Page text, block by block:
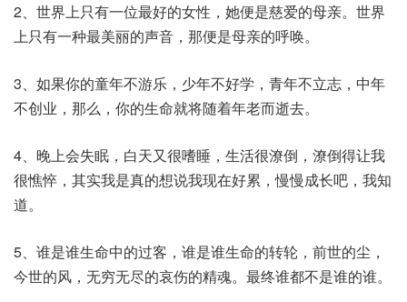
2、世界上只有一位最好的女性，她便是慈爱的母亲。世界
上只有一种最美丽的声音，那便是母亲的呼唤。
3、如果你的童年不游乐，少年不好学，青年不立志，中年
不创业，那么，你的生命就将随着年老而逝去。
4、晚上会失眠，白天又很嗜睡，生活很潦倒，潦倒得让我
很憔悴，其实我是真的想说我现在好累，慢慢成长吧，我知
道。
5、谁是谁生命中的过客，谁是谁生命的转轮，前世的尘，
今世的风，无穷无尽的哀伤的精魂。最终谁都不是谁的谁。